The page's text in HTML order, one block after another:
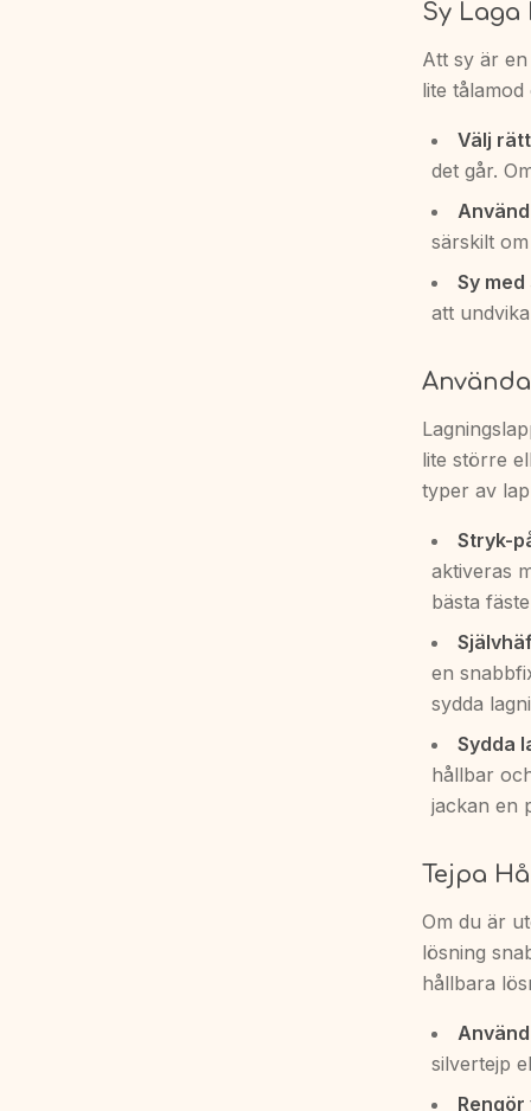
Sy Laga
Att sy är
lite
Välj
det går.
särskilt
Sy
att
lite större
typer av
Stryk-
aktiveras
bästa
en
sydda
Sydda
hållbar
jackan en
Tejpa
Om du är
lösning
hållbara
silvertejp
Rengör